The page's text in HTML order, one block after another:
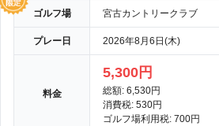
ゴルフ場 宮古カントリークラブ
プレー日 2026年8月6日(木)
料金
5,300円
総額: 6,530円
消費税: 530円
ゴルフ場利用税: 700円